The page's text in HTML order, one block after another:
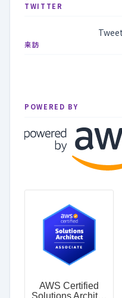
TWITTER
来訪
POWERED BY